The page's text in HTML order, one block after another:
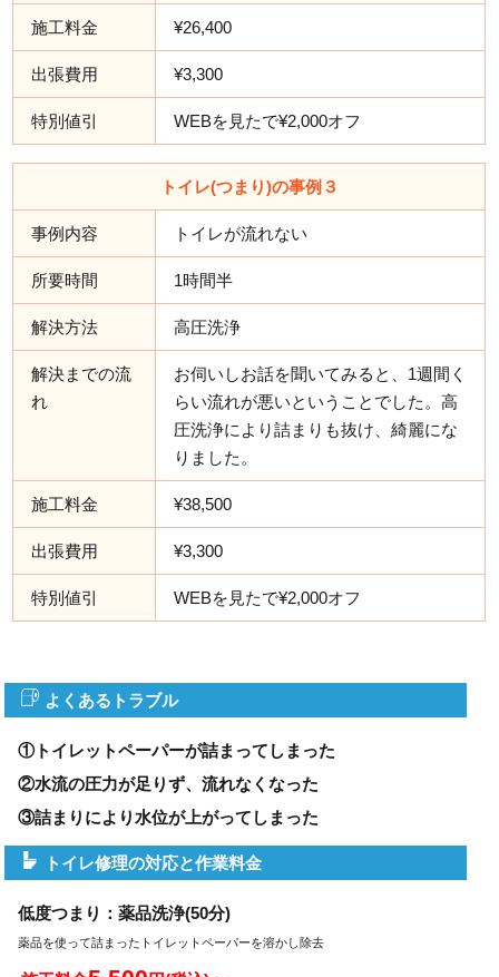
施工料金 ¥26,400
出張費用 ¥3,300
特別値引 WEBを見たで¥2,000オフ
トイレ(つまり)の事例３
事例内容 トイレが流れない
所要時間 1時間半
解決方法 高圧洗浄
解決までの流
れ
お伺いしお話を聞いてみると、1週間く
らい流れが悪いということでした。高
圧洗浄により詰まりも抜け、綺麗にな
りました。
施工料金 ¥38,500
出張費用 ¥3,300
特別値引 WEBを見たで¥2,000オフ
よくあるトラブル
①トイレットペーパーが詰まってしまった
②水流の圧力が足りず、流れなくなった
③詰まりにより水位が上がってしまった
トイレ修理の対応と作業料金
低度つまり：薬品洗浄(50分)
薬品を使って詰まったトイレットペーパーを溶かし除去